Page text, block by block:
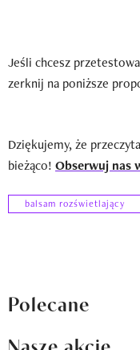
Jeśli chcesz
zerknij na poniższe
Dziękujemy, że
bieżąco! Obserwuj nas
balsam rozświetlający
Polecane
Nasze akcje